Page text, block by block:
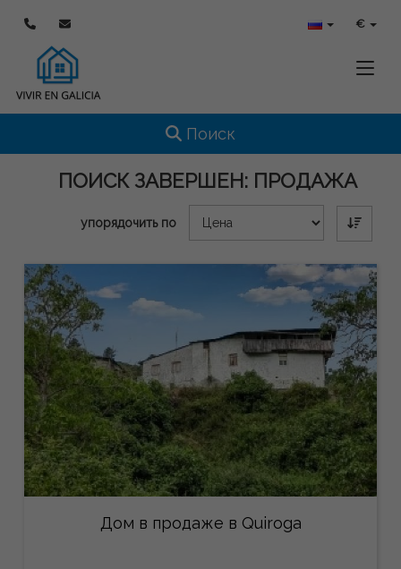
€
Toggle navigation
Поиск
ПОИСК ЗАВЕРШЕН:ПРОДАЖА
упорядочить по
Дом в продаже в Quiroga